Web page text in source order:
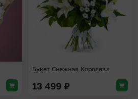
Букет Снежная Королева
13 499 ₽